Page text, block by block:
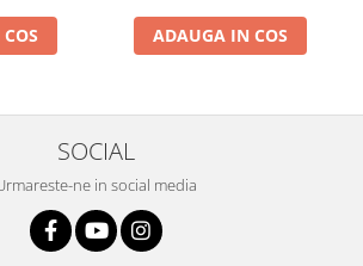
ADAUGA IN COS
SOCIAL
ne in social media